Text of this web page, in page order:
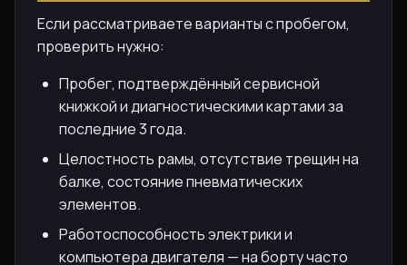
Если рассматриваете варианты с пробегом,
проверить нужно:
Пробег, подтверждённый сервисной
книжкой и диагностическими картами за
последние 3 года.
Целостность рамы, отсутствие трещин на
балке, состояние пневматических
элементов.
Работоспособность электрики и
компьютера двигателя — на борту часто